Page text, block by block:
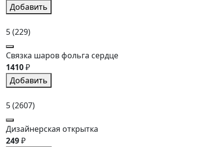
Добавить
5(229)
Связка шаров фольга сердце
1410₽
Добавить
5(2607)
Дизайнерская открытка
249₽